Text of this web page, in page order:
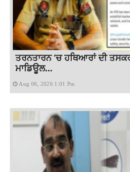
ਤਰਨਤਾਰਨ ‘ਚ ਹਥਿਆਰਾਂ ਦੀ
ਮਾਡਿਊਲ...
Aug 06, 2026 1:01 Pm